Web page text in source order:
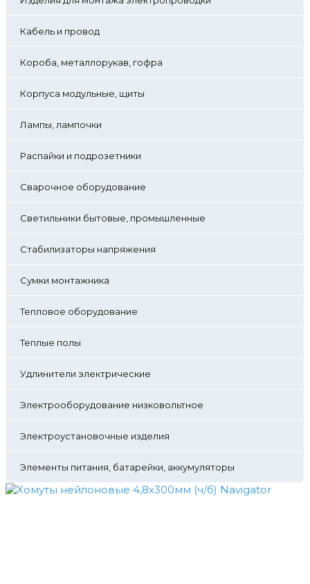
Кабель и провод
Короба, металлорукав, гофра
Корпуса модульные, щиты
Лампы, лампочки
Распайки и подрозетники
Сварочное оборудование
Светильники бытовые, промышленные
Стабилизаторы напряжения
Сумки монтажника
Тепловое оборудование
Теплые полы
Удлинители электрические
Электрооборудование низковольтное
Электроустановочные изделия
Элементы питания, батарейки, аккумуляторы